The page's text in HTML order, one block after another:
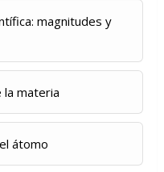
magnitudes y
la materia
átomo